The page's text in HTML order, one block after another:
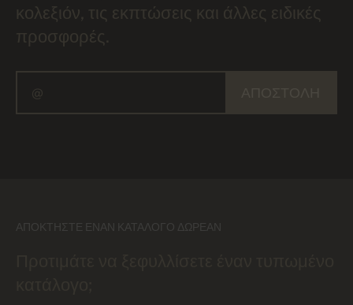
κολεξιόν, τις εκπτώσεις και άλλες ειδικές
προσφορές.
ΑΠΟΚΤΉΣΤΕ ΈΝΑΝ ΚΑΤΆΛΟΓΟ ΔΩΡΕΆΝ